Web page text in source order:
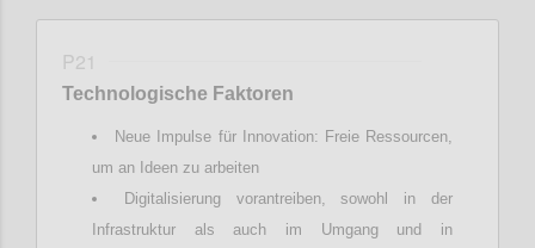
P21
Technologische Faktoren
Neue Impulse für Innovation: Freie Ressourcen,
um an Ideen zu arbeiten
Digitalisierung vorantreiben, sowohl in der
Infrastruktur als auch im Umgang und in